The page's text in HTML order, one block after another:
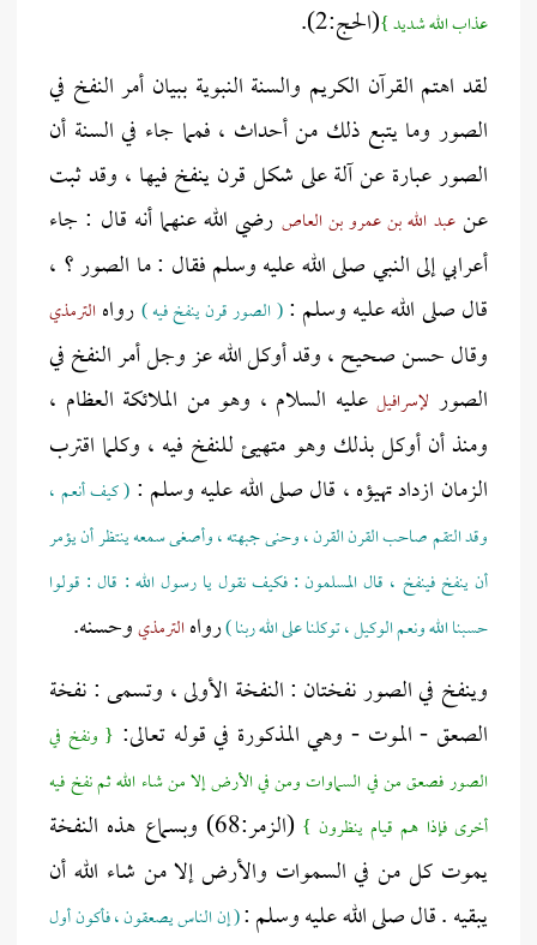
عذاب الله شديد }(الحج:2).
لقد اهتم القرآن الكريم والسنة النبوية ببيان أمر النفخ في
الصور وما يتبع ذلك من أحداث ، فمما جاء في السنة أن
الصور عبارة عن آلة على شكل قرن ينفخ فيها ، وقد ثبت
عنعبد الله بن عمرو بن العاص رضي الله عنهما أنه قال : جاء
أعرابي إلى النبي صلى الله عليه وسلم فقال : ما الصور ؟ ،
قال صلى الله عليه وسلم :( الصور قرن ينفخ فيه ) رواه الترمذي
وقال حسن صحيح ، وقد أوكل الله عز وجل أمر النفخ في
الصور لإسرافيلعليه السلام ، وهو من الملائكة العظام ،
ومنذ أن أوكل بذلك وهو متهيئ للنفخ فيه ، وكلما اقترب
الزمان ازداد تهيؤه ، قال صلى الله عليه وسلم : ( كيف أنعم ،
وقد التقم صاحب القرن القرن ، وحنى جبهته ، وأصغى سمعه ينتظر أن يؤمر
أن ينفخ فينفخ ، قال المسلمون : فكيف نقول يا رسول الله : قال : قولوا
حسبنا الله ونعم الوكيل ، توكلنا على الله ربنا )رواهالترمذيوحسنه.
وينفخ في الصور نفختان : النفخة الأولى ، وتسمى : نفخة
الصعق - الموت - وهي المذكورة في قوله تعالى: { ونفخ في
الصور فصعق من في السماوات ومن في الأرض إلا من شاء الله ثم نفخ فيه
أخرى فإذا هم قيام ينظرون }
(الزمر:68) وبسماع هذه النفخة
يموت كل من في السموات والأرض إلا من شاء الله أن
يبقيه . قال صلى الله عليه وسلم :( إن الناس يصعقون ، فأكون أول